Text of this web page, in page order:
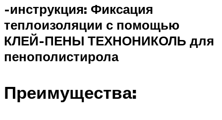
-инструкция: Фиксация
теплоизоляции с помощью
КЛЕЙ-ПЕНЫ ТЕХНОНИКОЛЬ для
пенополистирола
Преимущества: